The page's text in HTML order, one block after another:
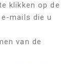
klikken op de
mails die u
van de